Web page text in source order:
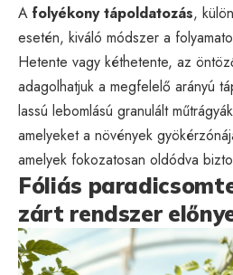
A folyékony tápoldatozás,
esetén, kiváló módszer a
Hetente vagy kéthetente, az
adagolhatjuk a megfelelő arányú
lassú lebomlású granulált
amelyeket a növények
amelyek fokozatosan oldódva
Fóliás
zárt rendszer